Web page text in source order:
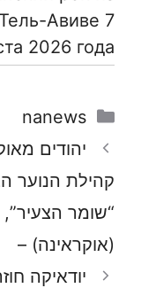
Авиве 7
2026 года
קטגוריות
nanews
יהודים
קהילת הנוער
“שומר
(אוקראינה) –
יודאיקה